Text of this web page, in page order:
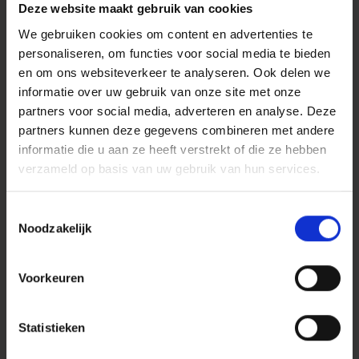
Deze website maakt gebruik van cookies
We gebruiken cookies om content en advertenties te
personaliseren, om functies voor social media te bieden
en om ons websiteverkeer te analyseren. Ook delen we
informatie over uw gebruik van onze site met onze
partners voor social media, adverteren en analyse. Deze
partners kunnen deze gegevens combineren met andere
informatie die u aan ze heeft verstrekt of die ze hebben
verzameld op basis van uw gebruik van hun services.
Noodzakelijk
Voorkeuren
Statistieken
resultaat, kan een contractuele regeling volstaan, zoals:
Stock Appreciation Rights (SAR's): een recht op een
uitkering die meebeweegt met de waardeontwikkeling
van de onderneming, zonder uitgifte van aandelen.
Bonus- of winstafhankelijke regelingen: afspraken over
uitkeringen op basis van winst, omzet, groei of andere
prestatie-indicatoren.
Voor veel ondernemingen kan een combinatie van een
heldere aandeelhoudersstructuur met een goed
vormgegeven winstdelingsregeling een effectieve en
Voordelen